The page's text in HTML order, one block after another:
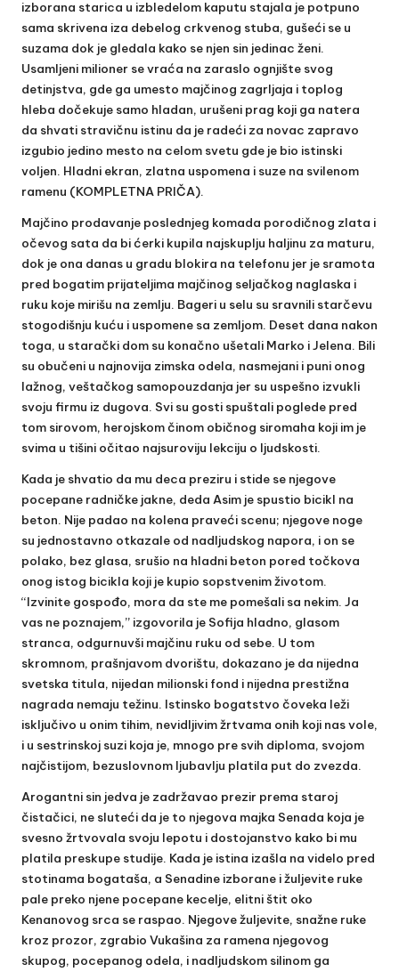
izborana starica u izbledelom kaputu stajala je potpuno
sama skrivena iza debelog crkvenog stuba, gušeći se u
suzama dok je gledala kako se njen sin jedinac ženi.
Usamljeni milioner se vraća na zaraslo ognjište svog
detinjstva, gde ga umesto majčinog zagrljaja i toplog
hleba dočekuje samo hladan, urušeni prag koji ga natera
da shvati stravičnu istinu da je radeći za novac zapravo
izgubio jedino mesto na celom svetu gde je bio istinski
voljen. Hladni ekran, zlatna uspomena i suze na svilenom
ramenu (KOMPLETNA PRIČA).
Majčino prodavanje poslednjeg komada porodičnog zlata i
očevog sata da bi ćerki kupila najskuplju haljinu za maturu,
dok je ona danas u gradu blokira na telefonu jer je sramota
pred bogatim prijateljima majčinog seljačkog naglaska i
ruku koje mirišu na zemlju. Bageri u selu su sravnili starčevu
stogodišnju kuću i uspomene sa zemljom. Deset dana nakon
toga, u starački dom su konačno ušetali Marko i Jelena. Bili
su obučeni u najnovija zimska odela, nasmejani i puni onog
lažnog, veštačkog samopouzdanja jer su uspešno izvukli
svoju firmu iz dugova. Svi su gosti spuštali poglede pred
tom sirovom, herojskom činom običnog siromaha koji im je
svima u tišini očitao najsuroviju lekciju o ljudskosti.
Kada je shvatio da mu deca preziru i stide se njegove
pocepane radničke jakne, deda Asim je spustio bicikl na
beton. Nije padao na kolena praveći scenu; njegove noge
su jednostavno otkazale od nadljudskog napora, i on se
polako, bez glasa, srušio na hladni beton pored točkova
onog istog bicikla koji je kupio sopstvenim životom.
“Izvinite gospođo, mora da ste me pomešali sa nekim. Ja
vas ne poznajem,” izgovorila je Sofija hladno, glasom
stranca, odgurnuvši majčinu ruku od sebe. U tom
skromnom, prašnjavom dvorištu, dokazano je da nijedna
svetska titula, nijedan milionski fond i nijedna prestižna
nagrada nemaju težinu. Istinsko bogatstvo čoveka leži
isključivo u onim tihim, nevidljivim žrtvama onih koji nas vole,
i u sestrinskoj suzi koja je, mnogo pre svih diploma, svojom
najčistijom, bezuslovnom ljubavlju platila put do zvezda.
Arogantni sin jedva je zadržavao prezir prema staroj
čistačici, ne sluteći da je to njegova majka Senada koja je
svesno žrtvovala svoju lepotu i dostojanstvo kako bi mu
platila preskupe studije. Kada je istina izašla na videlo pred
stotinama bogataša, a Senadine izborane i žuljevite ruke
pale preko njene pocepane kecelje, elitni štit oko
Kenanovog srca se raspao. Njegove žuljevite, snažne ruke
kroz prozor, zgrabio Vukašina za ramena njegovog
skupog, pocepanog odela, i nadljudskom silinom ga